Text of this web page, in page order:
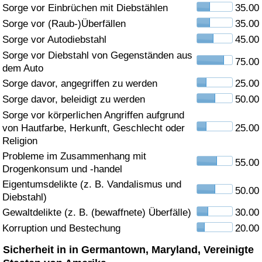
Sorge vor Einbrüchen mit Diebstählen
35.00
Sorge vor (Raub-)Überfällen
35.00
Sorge vor Autodiebstahl
45.00
Sorge vor Diebstahl von Gegenständen aus
dem Auto
75.00
Sorge davor, angegriffen zu werden
25.00
Sorge davor, beleidigt zu werden
50.00
Sorge vor körperlichen Angriffen aufgrund
von Hautfarbe, Herkunft, Geschlecht oder
Religion
25.00
Probleme im Zusammenhang mit
Drogenkonsum und -handel
55.00
Eigentumsdelikte (z. B. Vandalismus und
Diebstahl)
50.00
Gewaltdelikte (z. B. (bewaffnete) Überfälle)
30.00
Korruption und Bestechung
20.00
Sicherheit in in Germantown, Maryland, Vereinigte
Gesundheitsversorgung
Gesundheitsversorgungs-Index (aktuell)
Gesundheitsversorgungs-Index
Gesundheitsversorgungs-Index nach Land
Umweltverschmutzung
Umweltverschmutzungs-Index (aktuell)
Verschmutzungsindex
Umweltverschmutzungs-Index nach Land
Verkehr